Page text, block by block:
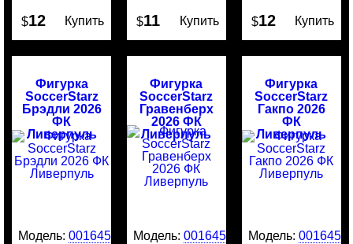
$12 Купить $11 Купить $12 Купить
Фигурка
SoccerStarz
Брэдли 2026
ФК
Ливерпуль
Модель:0016455
Фигурка
SoccerStarz
Гравенберх
2026 ФК
Ливерпуль
Модель:0016454
Фигурка
SoccerStarz
Гакпо 2026
ФК
Ливерпуль
Модель: 0016453